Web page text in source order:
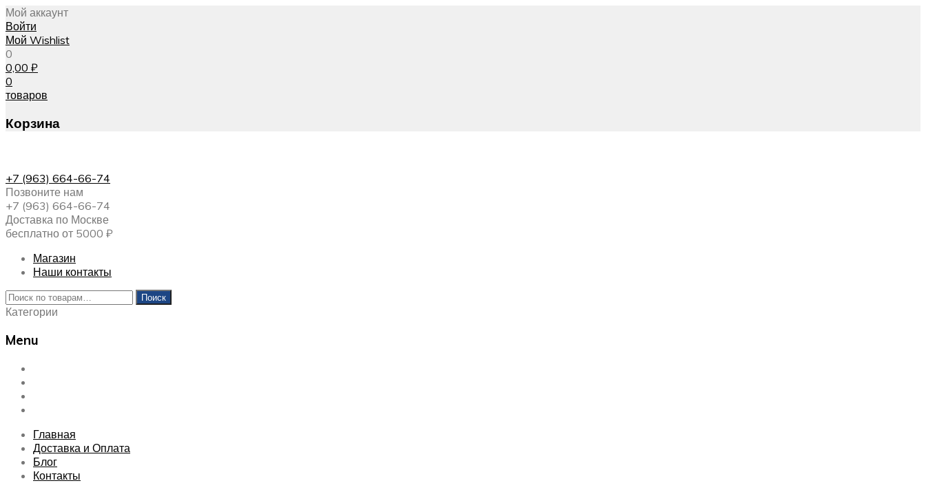
Мой аккаунт
Войти
Мой Wishlist
0
0,00 ₽
0
товаров
Корзина
+7 (963) 664-66-74
Позвоните нам
+7 (963) 664-66-74
Доставка по Москве
бесплатно от 5000 ₽
Магазин
Наши контакты
Искать:
Поиск
Категории
Menu
Skip
content
Главная
Доставка и Оплата
Блог
Контакты